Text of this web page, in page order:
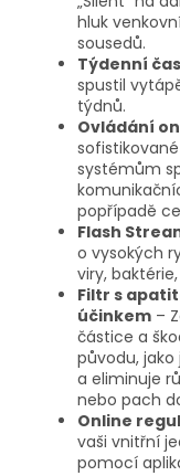
hluk
sousedů.
Týdenní
spustil
týdnů.
Ovládání
systémům
popřípadě
Flash
o vysokých
viry,
Filtr s
účinkem –
částice a
původu, jako
a eliminuje
nebo pach
Online
vaši vnitřní
pomocí